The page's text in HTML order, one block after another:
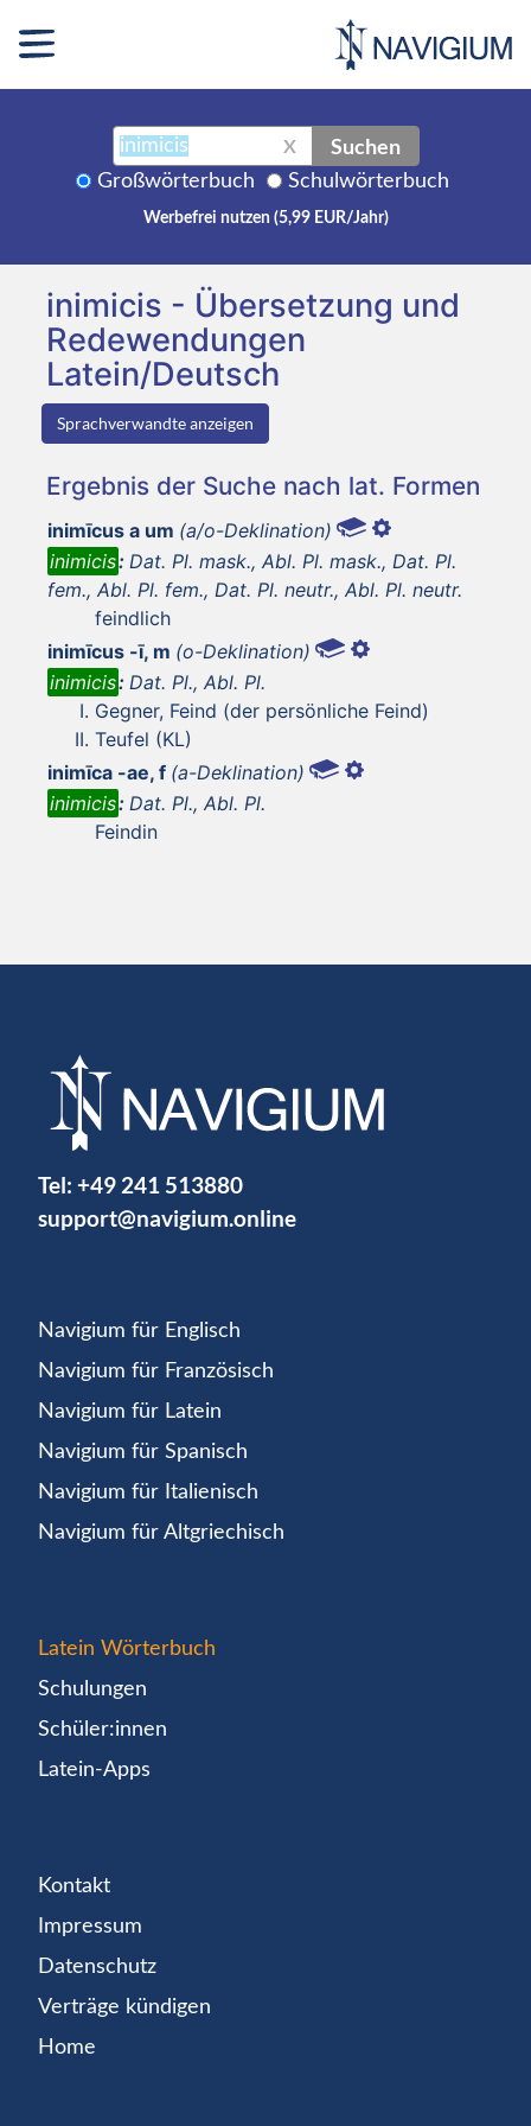
X Suchen
Großwörterbuch Schulwörterbuch
Werbefrei nutzen (5,99 EUR/Jahr)
inimicis - Übersetzung und
Redewendungen
Latein/Deutsch
Sprachverwandte anzeigen
Ergebnis der Suche nach lat. Formen
inimīcus a um (a/o-Deklination)
inimicis: Dat. Pl. mask., Abl. Pl. mask., Dat. Pl.
fem., Abl. Pl. fem., Dat. Pl. neutr., Abl. Pl. neutr.
feindlich
inimīcus -ī, m (o-Deklination)
inimicis: Dat. Pl., Abl. Pl.
Gegner, Feind (der persönliche Feind)
Teufel (KL)
inimīca -ae, f (a-Deklination)
inimicis: Dat. Pl., Abl. Pl.
Feindin
Tel: +49 241 513880
support@navigium.online
Navigium für Englisch
Navigium für Französisch
Navigium für Latein
Navigium für Spanisch
Navigium für Italienisch
Navigium für Altgriechisch
Latein Wörterbuch
Schulungen
Schüler:innen
Latein-Apps
Kontakt
Impressum
Datenschutz
Verträge kündigen
Home